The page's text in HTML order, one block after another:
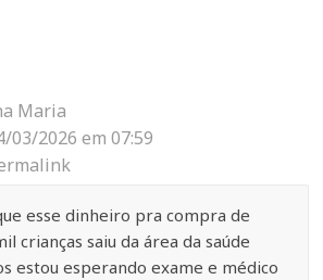
Maria
03/2026 em 07:59
esse dinheiro pra compra de
crianças saiu da área da saúde
estou esperando exame e médico